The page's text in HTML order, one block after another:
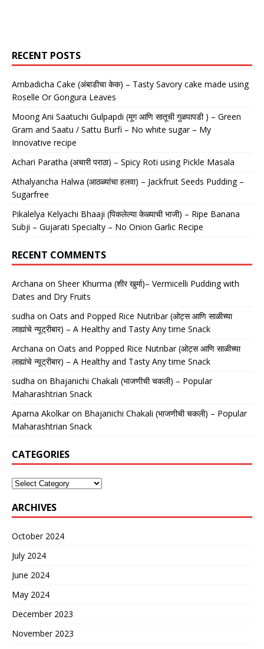
RECENT POSTS
Ambadicha Cake (अंबाडीचा केक) – Tasty Savory cake made using
Roselle Or Gongura Leaves
Moong Ani Saatuchi Gulpapdi (मूग आणि सातूची गुळपापडी ) – Green
Gram and Saatu / Sattu Burfi – No white sugar – My
Innovative recipe
Achari Paratha (अचारी पराठा) – Spicy Roti using Pickle Masala
Athalyancha Halwa (आठळ्यांचा हलवा) – Jackfruit Seeds Pudding –
Sugarfree
Pikalelya Kelyachi Bhaaji (पिकलेल्या केळ्याची भाजी) – Ripe Banana
Subji – Gujarati Specialty – No Onion Garlic Recipe
RECENT COMMENTS
Archana on Sheer Khurma (शीर खुर्मा)– Vermicelli Pudding with
Dates and Dry Fruits
sudha on Oats and Popped Rice Nutribar (ओट्स आणि साळीच्या
लाह्यांचे न्यूट्रीबार) – A Healthy and Tasty Any time Snack
Archana on Oats and Popped Rice Nutribar (ओट्स आणि साळीच्या
लाह्यांचे न्यूट्रीबार) – A Healthy and Tasty Any time Snack
sudha on Bhajanichi Chakali (भाजणीची चकली) – Popular
Maharashtrian Snack
Aparna Akolkaron Bhajanichi Chakali (भाजणीची चकली) – Popular
Maharashtrian Snack
CATEGORIES
ARCHIVES
October 2024
July 2024
June 2024
May 2024
December 2023
November 2023